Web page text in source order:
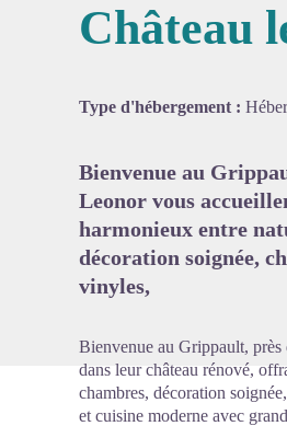
Château
Type d'hébergement :
Bienvenue au
Leonor vous
harmonieux entre
décoration soignée,
vinyles,
Bienvenue au Grippault,
dans leur château rénové,
chambres, décoration
et cuisine moderne avec